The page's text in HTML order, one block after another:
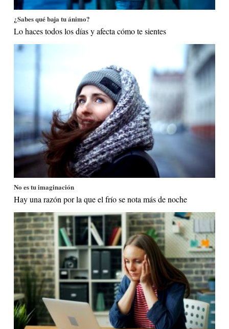
¿Sabes qué baja tu ánimo?
Lo haces todos los días y afecta cómo te sientes
No es tu imaginación
Hay una razón por la que el frío se nota más de noche